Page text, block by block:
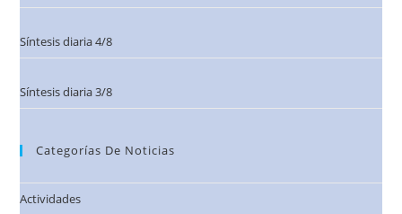
Síntesis diaria 4/8
Síntesis diaria 3/8
Categorías De Noticias
Actividades